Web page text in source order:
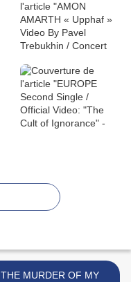
THE MURDER OF MY